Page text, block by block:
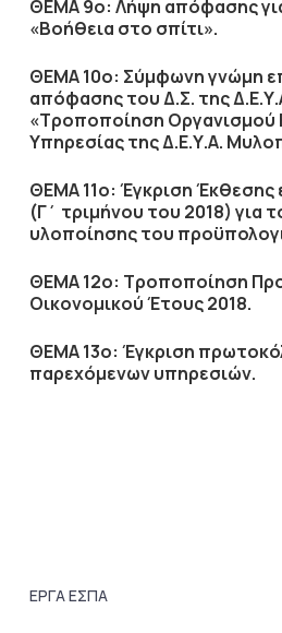
ΘΕΜΑ 9ο: Λήψη απόφασης
«Βοήθεια στο σπίτι».
ΘΕΜΑ 10ο: Σύμφωνη γνώμη
απόφασης του Δ.Σ. της
«Τροποποίηση Οργανισμού
Υπηρεσίας της Δ.Ε.Υ.Α.
ΘΕΜΑ 11ο: Έγκριση
(Γ΄ τριμήνου του 2018) για
υλοποίησης του
ΘΕΜΑ 12ο: Τροποποίηση
Οικονομικού Έτους 2018.
ΘΕΜΑ 13ο: Έγκριση
παρεχόμενων υπηρεσιών.
ΕΡΓΑ ΕΣΠΑ